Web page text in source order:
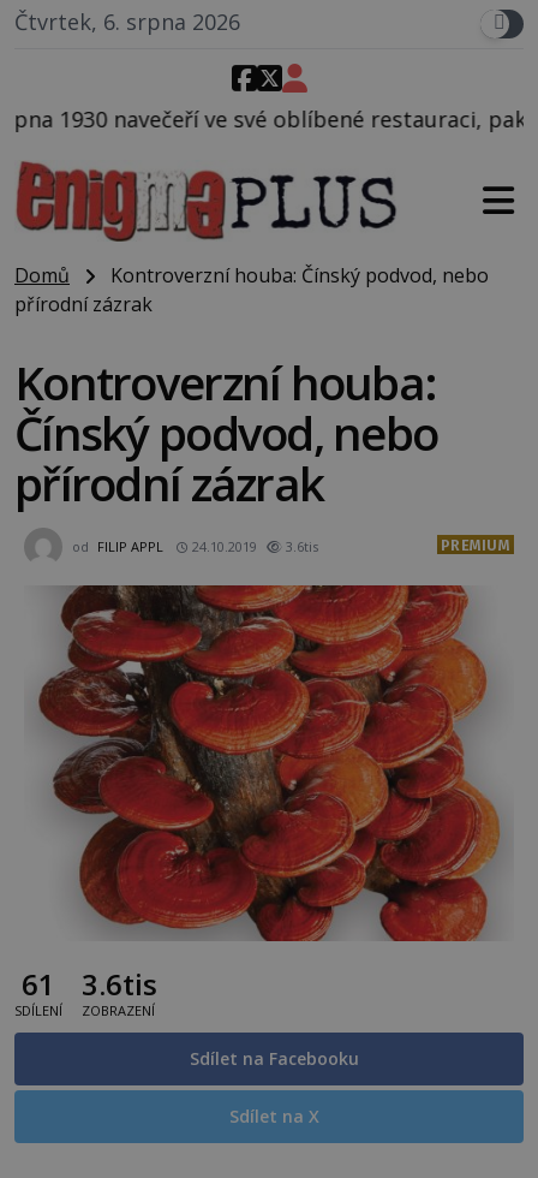
Čtvrtek, 6. srpna 2026
oblíbené restauraci, pak si na ulici zavolá taxi,
Domů
Kontroverzní houba: Čínský podvod, nebo
přírodní zázrak
Kontroverzní houba:
Čínský podvod, nebo
přírodní zázrak
od FILIP APPL 24.10.2019 3.6tis PREMIUM
61
SDÍLENÍ
3.6tis
ZOBRAZENÍ
Sdílet na Facebooku
Sdílet na X